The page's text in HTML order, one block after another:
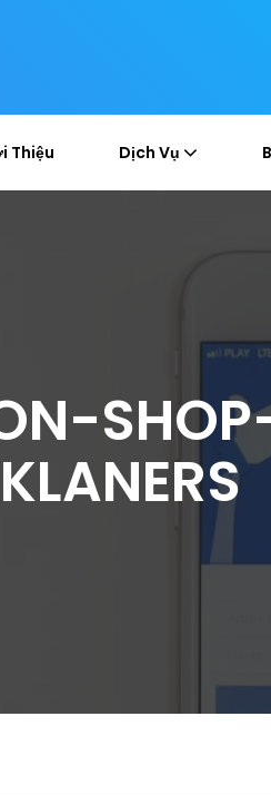
Thiệu Dịch Vụ